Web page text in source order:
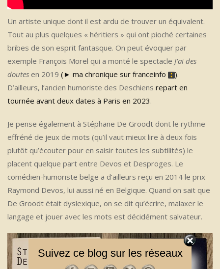
Un artiste unique dont il est ardu de trouver un équivalent.
Tout au plus quelques « héritiers » qui ont pioché certaines
bribes de son esprit fantasque. On peut évoquer par
exemple François Morel qui a monté le spectacle J’ai des
doutes en 2019 (► ma chronique sur franceinfo ).
D’ailleurs, l’ancien humoriste des Deschiens repart en
tournée avant deux dates à Paris en 2023.
Je pense également à Stéphane De Groodt dont le rythme
effréné de jeux de mots (qu’il vaut mieux lire à deux fois
plutôt qu’écouter pour en saisir toutes les subtilités) le
placent quelque part entre Devos et Desproges. Le
comédien-humoriste belge a d’ailleurs reçu en 2014 le prix
Raymond Devos, lui aussi né en Belgique. Quand on sait que
De Groodt était dyslexique, on se dit qu’écrire, malaxer le
langage et jouer avec les mots est décidément salvateur.
Suivez ce blog sur les réseaux